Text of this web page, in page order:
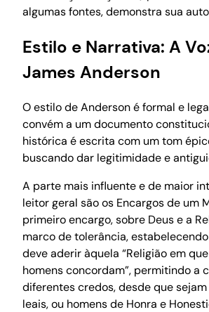
algumas fontes, demonstra sua
Estilo e Narrativa: A
James Anderson
O estilo de Anderson é formal e
convém a um documento
histórica é escrita com um tom
buscando dar legitimidade e
A parte mais influente e de maior
leitor geral são os Encargos de um
primeiro encargo, sobre Deus e a
marco de tolerância,
deve aderir àquela “Religião em
homens concordam”, permitindo a
diferentes credos, desde que sejam
leais, ou homens de Honra e